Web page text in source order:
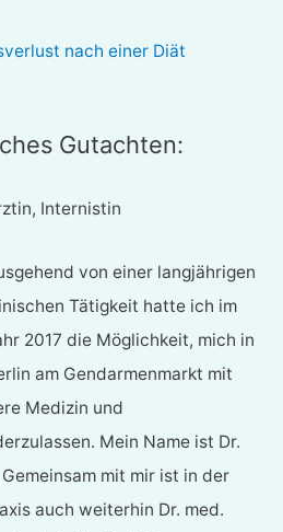
nach einer Diät
Gutachten:
Internistin
von einer langjährigen
Tätigkeit hatte ich im
2017 die Möglichkeit, mich in
am Gendarmenmarkt mit
Medizin und
Mein Name ist Dr.
mit mir ist in der
auch weiterhin Dr. med.